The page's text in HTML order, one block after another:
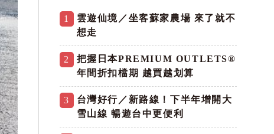
1
雲遊仙境／坐客蘇家農場 來了就不
想走
2
把握日本PREMIUM OUTLETS®
年間折扣檔期 越買越划算
3
台灣好行／新路線！下半年增開大
雪山線 暢遊台中更便利